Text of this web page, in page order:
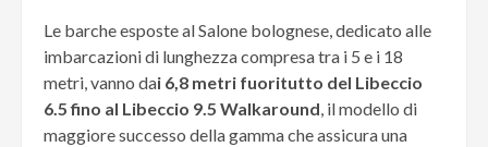
Le barche esposte al Salone bolognese, dedicato alle
imbarcazioni di lunghezza compresa tra i 5 e i 18
metri, vanno dai 6,8 metri fuoritutto del Libeccio
6.5 fino al Libeccio 9.5 Walkaround, il modello di
maggiore successo della gamma che assicura una